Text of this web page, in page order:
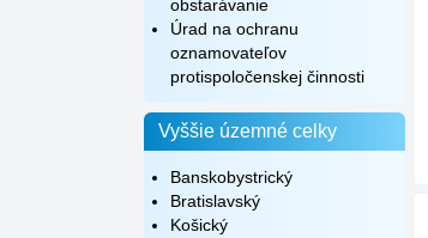
obstarávanie
Úrad na ochranu
oznamovateľov
protispoločenskej činnosti
Vyššie územné celky
Banskobystrický
Bratislavský
Košický